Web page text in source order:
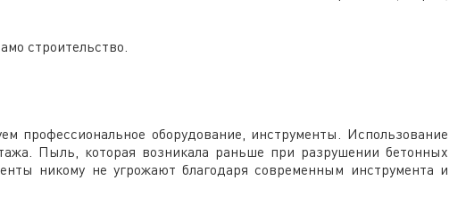
строительство.
оборудование, инструменты. Использование
Пыль, которая возникала раньше при разрушении бетонных
никому не угрожают благодаря современным инструмента и